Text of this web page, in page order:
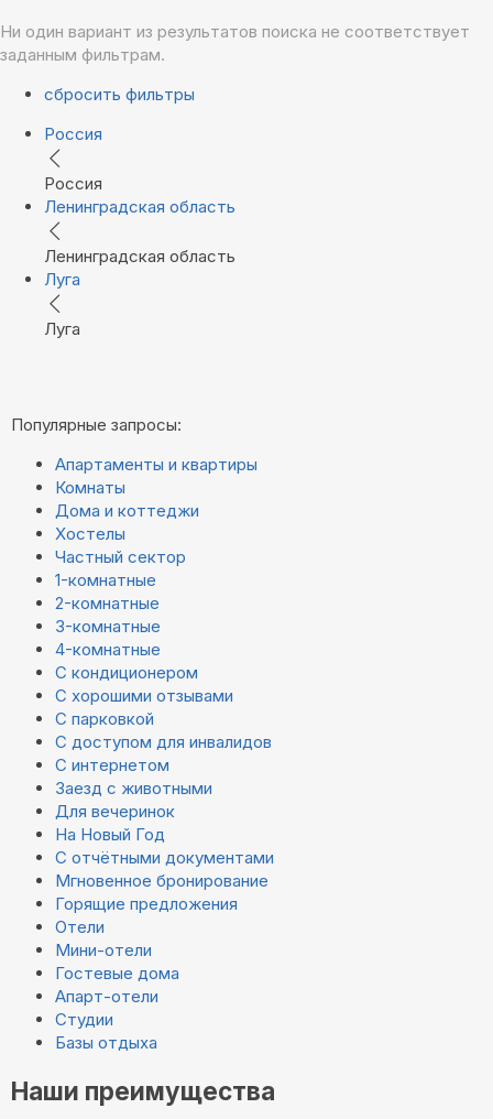
Ни один вариант из результатов поиска не соответствует
заданным фильтрам.
сбросить фильтры
Россия
Россия
Ленинградская область
Ленинградская область
Луга
Луга
Популярные запросы:
Апартаменты и квартиры
Комнаты
Дома и коттеджи
Хостелы
Частный сектор
1-комнатные
2-комнатные
3-комнатные
4-комнатные
С кондиционером
С хорошими отзывами
С парковкой
С доступом для инвалидов
С интернетом
Заезд с животными
Для вечеринок
На Новый Год
С отчётными документами
Мгновенное бронирование
Горящие предложения
Отели
Мини-отели
Гостевые дома
Апарт-отели
Студии
Базы отдыха
Наши преимущества